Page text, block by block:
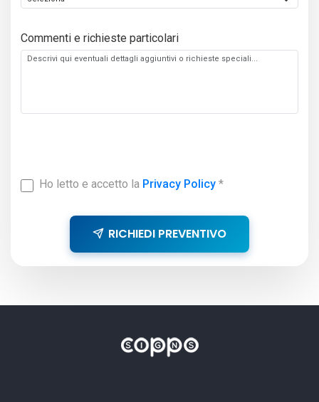
Commenti e richieste particolari
Ho letto e accetto la Privacy Policy*
RICHIEDI PREVENTIVO